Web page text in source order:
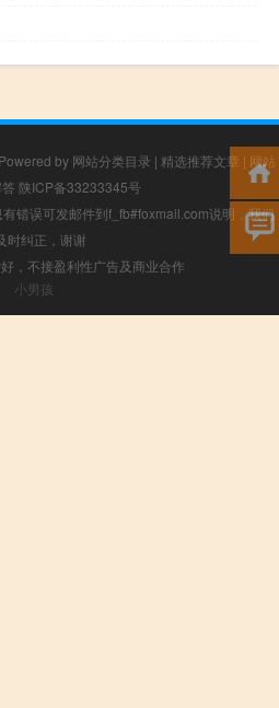
Powered by 网站分类目录 | 精选推荐文章 | 网站
陕ICP备33233345号
错误可发邮件到f_fb#foxmail.com说明，我们
时纠正，谢谢
，不接盈利性广告及商业合作
小男孩